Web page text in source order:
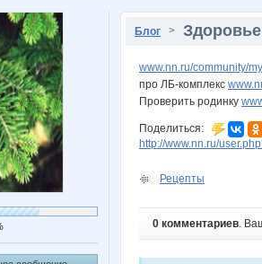
Блог > Здоровье
www.nn.ru/community/
про ЛБ-комплекс
Проверить родинку
Поделиться:
http://www.nn.ru/
Рецепты
0 комментариев.